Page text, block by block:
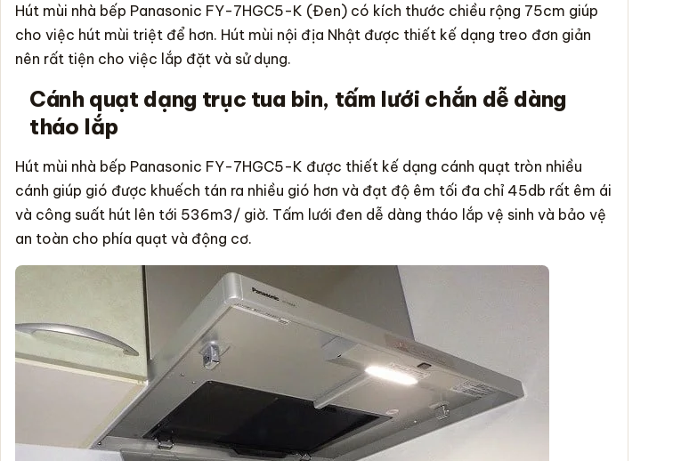
Hút mùi nhà bếp Panasonic FY-7HGC5-K (Đen) có kích thước chiều rộng 75cm giúp
cho việc hút mùi triệt để hơn. Hút mùi nội địa Nhật được thiết kế dạng treo đơn giản
nên rất tiện cho việc lắp đặt và sử dụng.
Cánh quạt dạng trục tua bin, tấm lưới chắn dễ dàng
tháo lắp
Hút mùi nhà bếp Panasonic FY-7HGC5-K được thiết kế dạng cánh quạt tròn nhiều
cánh giúp gió được khuếch tán ra nhiều gió hơn và đạt độ êm tối đa chỉ 45db rất êm ái
và công suất hút lên tới 536m3/ giờ. Tấm lưới đen dễ dàng tháo lắp vệ sinh và bảo vệ
an toàn cho phía quạt và động cơ.